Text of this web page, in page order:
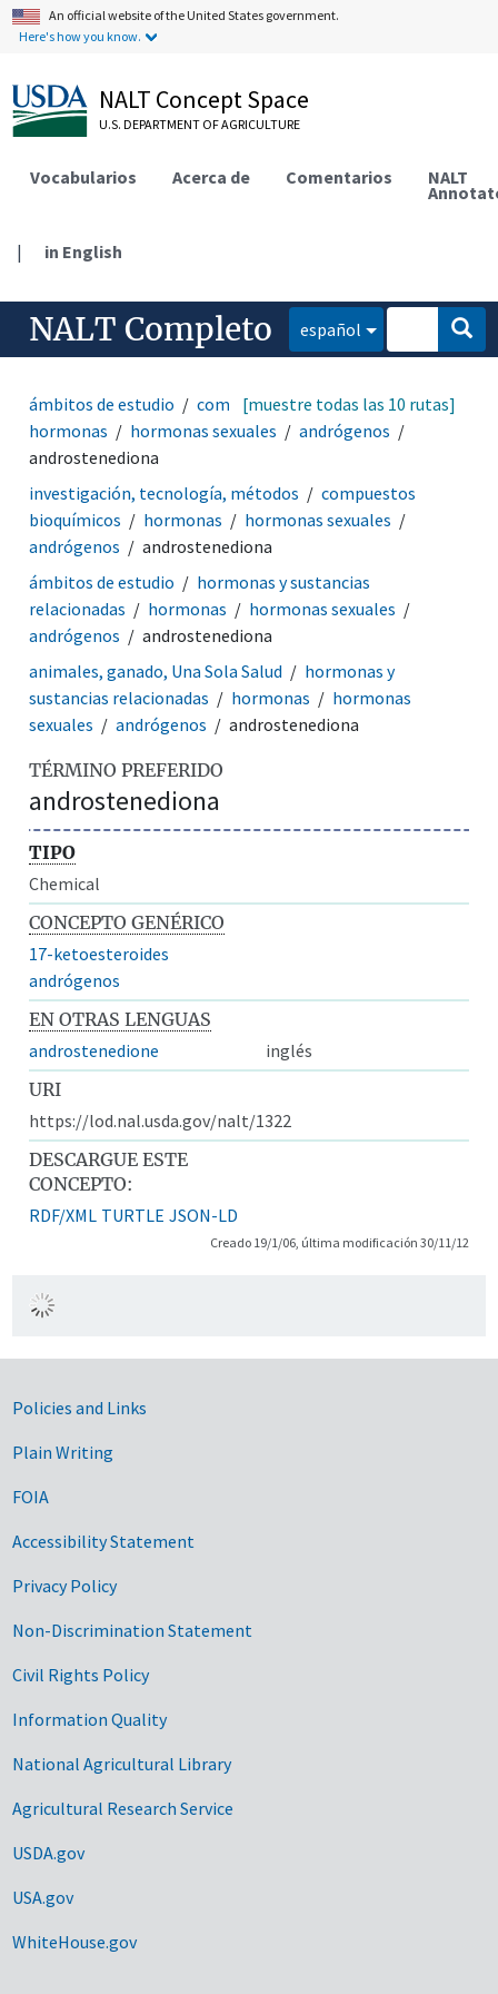
An official website of the United States government.
Here's how you know.
NALT Concept Space
U.S. DEPARTMENT OF AGRICULTURE
Vocabularios Acerca de Comentarios NALT
| in English
NALT Completo español
ámbitos de estudio
compuestos bioquímicos
hormonas
hormonas sexuales
andrógenos
androstenediona
[muestre todas las 10 rutas]
investigación, tecnología, métodos
compuestos
bioquímicos
hormonas
hormonas sexuales
andrógenos
androstenediona
ámbitos de estudio
hormonas y sustancias
relacionadas
hormonas
hormonas sexuales
andrógenos
androstenediona
animales, ganado, Una Sola Salud
hormonas y
sustancias relacionadas
hormonas
hormonas
sexuales
andrógenos androstenediona
TÉRMINO PREFERIDO
androstenediona
TIPO
Chemical
CONCEPTO GENÉRICO
17-ketoesteroides
andrógenos
EN OTRAS LENGUAS
androstenedione
inglés
URI
https://lod.nal.usda.gov/nalt/1322
DESCARGUE ESTE
CONCEPTO:
RDF/XML TURTLE JSON-LD
Creado 19/1/06, última modificación 30/11/12
Government Links
Policies and Links
Plain Writing
FOIA
Accessibility Statement
Privacy Policy
Non-Discrimination Statement
Civil Rights Policy
Information Quality
National Agricultural Library
Agricultural Research Service
USDA.gov
USA.gov
WhiteHouse.gov